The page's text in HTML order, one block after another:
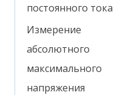
постоянного тока
Измерение
абсолютного
максимального
напряжения